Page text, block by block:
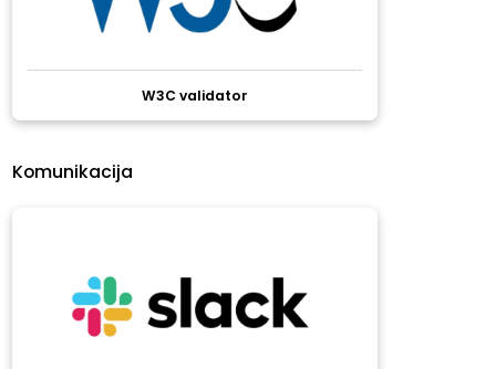
W3C validator
Komunikacija